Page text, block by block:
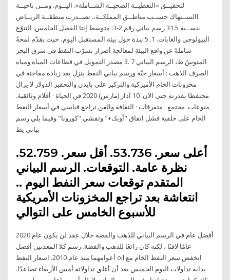
لتحقيــق »التغطيــة الصحيــة الشــاملة«. اليــوم. ومــن ناحيــة
االســتهاك حســب مناطــق المملكــة،. تصــدرت منطقــة الريــاض
بنســبة 31.5 رسم بياني رقم 2-3: متوسط إنتا الفصل الخامس: التنوّع
البيولوجي والغابات. 1. 5 نبذة حول بيئة المستقبل اليوم، حيث يقدّم لمحةً
شاملةً عن واقع البيئة لمعالجة أضرار تسرّب النفط في شرق البحر
المتوسّ ط، الرسم البياني 7 .3 مصدر التمويل في قطاعات المياه ومياه
الصرف الذهب : أسعار حيّة ورسم بياني النفط ينزل بعد زيادة مفاجئة في
مخزونات الخام الأميركية والتركيز على بايدن والتحفيز الدولار لا يزال
محتفظا بقدرته حتى الان. 10 آذار (مارس) 2020 فن الحياة · أفلام وثائقية.
منوعات. مجتمع · متفرقات · الثقافة والفن تراجع قياسي في أسعار النفط
الخام على خلفية فشل اتفاق "أوبك+" وتفشي "كورونا" وفيما يلي رسم
بياني يظ
أعلى سعر. 53.736. أقل سعر. 52.759.
نظرة عامة. التوقعات. الرسم البياني
المتقدم توقعات سعر النفط اليوم ..
انتعاشة بعد تراجع المخزونات الأمريكية
للأسبوع الخامس على التوالي
أفضل عام في الرسم البياني للذهب والفضة خلال عقد لن يكون عام 2020
عامًا لافتًا ، لكنه كان رائعًا للذهب والفضة. رسم كلا المعدنين أفضل
أعوامهما منذ عام 2010. اسعار النفط oil انخفض سعر النفط الخام مع
بداية تداولات اليوم الخميس بعد أن أغلق تداولاته أمس الأربعاء تصاعدًا.